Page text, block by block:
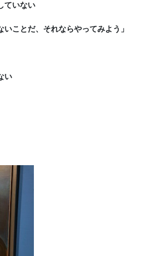
ていない
ことだ、それならやってみよう」
い